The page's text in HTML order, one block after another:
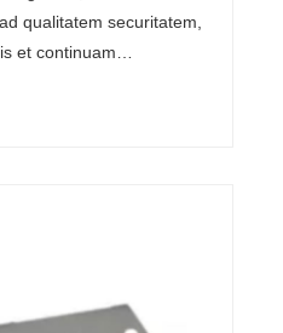
qualitatem securitatem,
et continuam
emendativam et